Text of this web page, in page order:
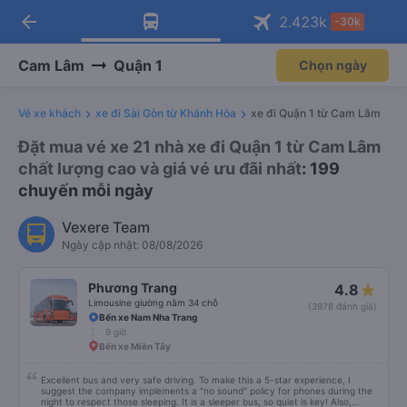
Tải app Vexere ngay!
Nhận ưu đãi thành viên độc
Mở app
Tải app Vexere
-30k/ghế khi đặt vé máy bay qua
Mở app
arrow_back 2.423k -30k
Cam Lâm Quận 1 Chọn ngày
Vé xe khách xe đi Sài Gòn từ Khánh Hòa xe đi Quận 1 từ Cam Lâm
Đặt mua vé xe 21 nhà xe đi Quận 1 từ Cam Lâm
chất lượng cao và giá vé ưu đãi nhất: 199
chuyến mỗi ngày
Vexere Team
Ngày cập nhật: 08/08/2026
Phương Trang
Limousine giường nằm 34 chỗ
4.8
(3978 đánh giá)
Bến xe Nam Nha Trang
9 giờ
Bến xe Miền Tây
Excellent bus and very safe driving. To make this a 5-star experience, I
suggest the company implements a "no sound" policy for phones during the
night to respect those sleeping. It is a sleeper bus, so quiet is key! Also,